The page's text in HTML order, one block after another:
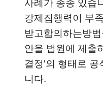
사례가 종종 있습
강제집행력이 부
받고합의하는방
안을 법원에 제출
결정'의 형태로 공
니다.